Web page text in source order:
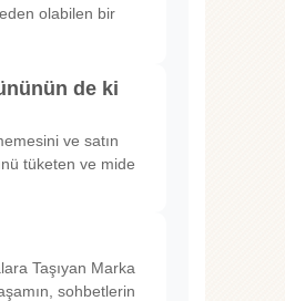
olabilen bir
de ki
ve satın
tüketen ve mide
Taşıyan Marka
sohbetlerin